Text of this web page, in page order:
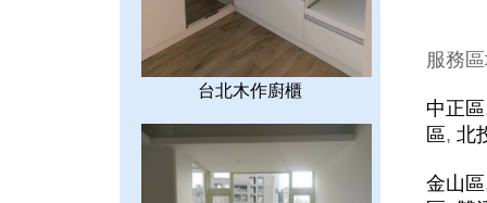
台北木作廚櫃
服務
中正區
區, 北
金山區